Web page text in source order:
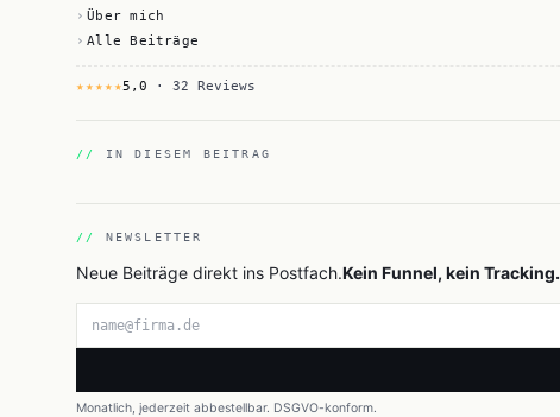
Über mich
Alle Beiträge
★★★★★5,0 · 32 Reviews
IN DIESEM BEITRAG
NEWSLETTER
Neue Beiträge direkt ins Postfach.Kein Funnel, kein Tracking.
E-Mail-Adresse
Monatlich, jederzeit abbestellbar. DSGVO-konform.